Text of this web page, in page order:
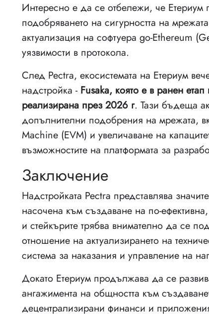
Интересно е да се отбележи, че Етериум
подобряването на сигурността на
актуализация на софтуера go-Ethereum
уязвимости в протокола.
След Pectra, екосистемата на Етериум
надстройка - Fusaka, която е в ранен
реализирана през 2026 г. Тази бъдеща
допълнителни подобрения на мрежата,
Machine (EVM) и увеличаване на
възможностите на платформата за
Заключение
Надстройката Pectra представлява
насочена към създаване на по-
и стейкърите трябва внимателно да се
отношение на актуализирането на
система за наказания и управление на
Докато Етериум продължава да се
ангажимента на общността към
децентрализирани финанси и